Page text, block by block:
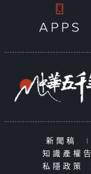
新聞稿 |
知識產權
私隱政策